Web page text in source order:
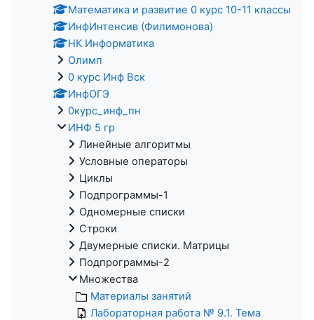
Математика и развитие 0 курс 10-11 классы
ИнфИнтенсив (Филимонова)
НК Информатика
Олимп
0 курс Инф Вск
ИнфОГЭ
0курс_инф_пн
ИНФ 5 гр
Линейные алгоритмы
Условные операторы
Циклы
Подпрограммы-1
Одномерные списки
Строки
Двумерные списки. Матрицы
Подпрограммы-2
Множества
Материалы занятий
Лабораторная работа № 9.1. Тема